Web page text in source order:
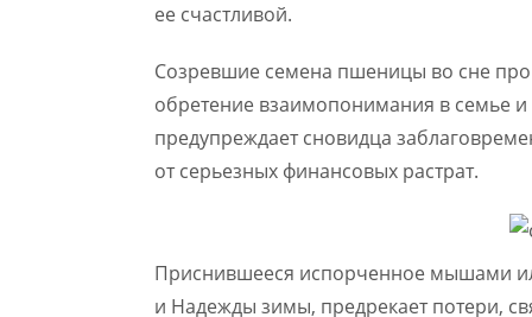
ее счастливой.
Созревшие семена пшеницы во сне
обретение взаимопонимания в семье
предупреждает сновидца
от серьезных финансовых растрат.
Приснившееся испорченное мышами
и Надежды зимы, предрекает потери,